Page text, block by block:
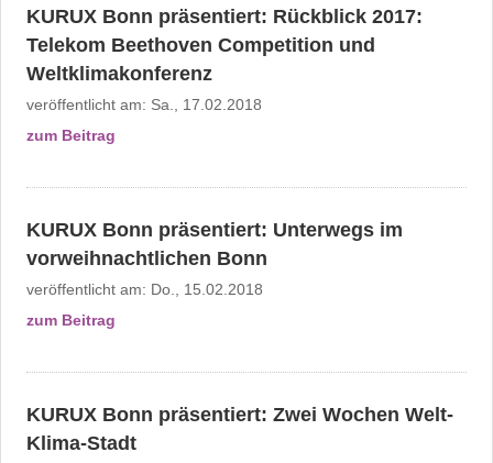
KURUX Bonn präsentiert: Rückblick 2017:
Telekom Beethoven Competition und
Weltklimakonferenz
veröffentlicht am: Sa., 17.02.2018
zum Beitrag
KURUX Bonn präsentiert: Unterwegs im
vorweihnachtlichen Bonn
veröffentlicht am: Do., 15.02.2018
zum Beitrag
KURUX Bonn präsentiert: Zwei Wochen Welt-
Klima-Stadt